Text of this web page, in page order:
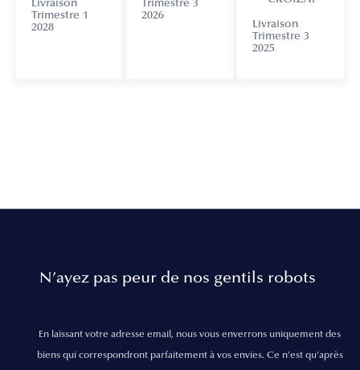
Livraison
Trimestre 1
2028
Trimestre 3
2026
Livraison
Trimestre 3
2025
N’ayez pas peur de nos gentils robots
En laissant votre adresse email, nous vous enverrons uniquement des
biens qui correspondront parfaitement à vos envies. Ce n'est qu'après